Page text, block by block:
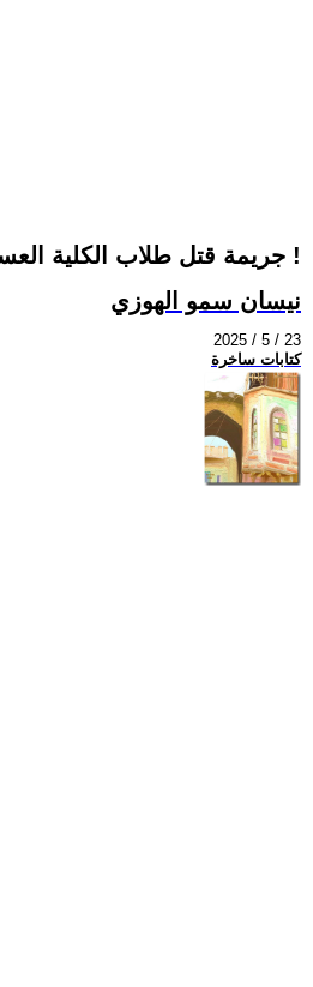
جريمة قتل طلاب الكلية العسكرية في الناصرية !
نيسان سمو الهوزي
2025 / 5 / 23
كتابات ساخرة